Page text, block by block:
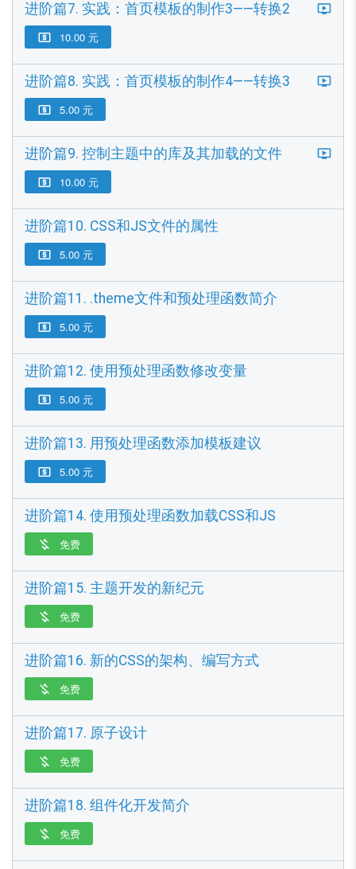
进阶篇7. 实践：首页模板的制作3——转换2
 10.00 元
进阶篇8. 实践：首页模板的制作4——转换3
 5.00 元
进阶篇9. 控制主题中的库及其加载的文件
 10.00 元
进阶篇10. CSS和JS文件的属性
 5.00 元
进阶篇11. .theme文件和预处理函数简介
 5.00 元
进阶篇12. 使用预处理函数修改变量
 5.00 元
进阶篇13. 用预处理函数添加模板建议
 5.00 元
进阶篇14. 使用预处理函数加载CSS和JS
 免费
进阶篇15. 主题开发的新纪元
 免费
进阶篇16. 新的CSS的架构、编写方式
 免费
进阶篇17. 原子设计
 免费
进阶篇18. 组件化开发简介
 免费